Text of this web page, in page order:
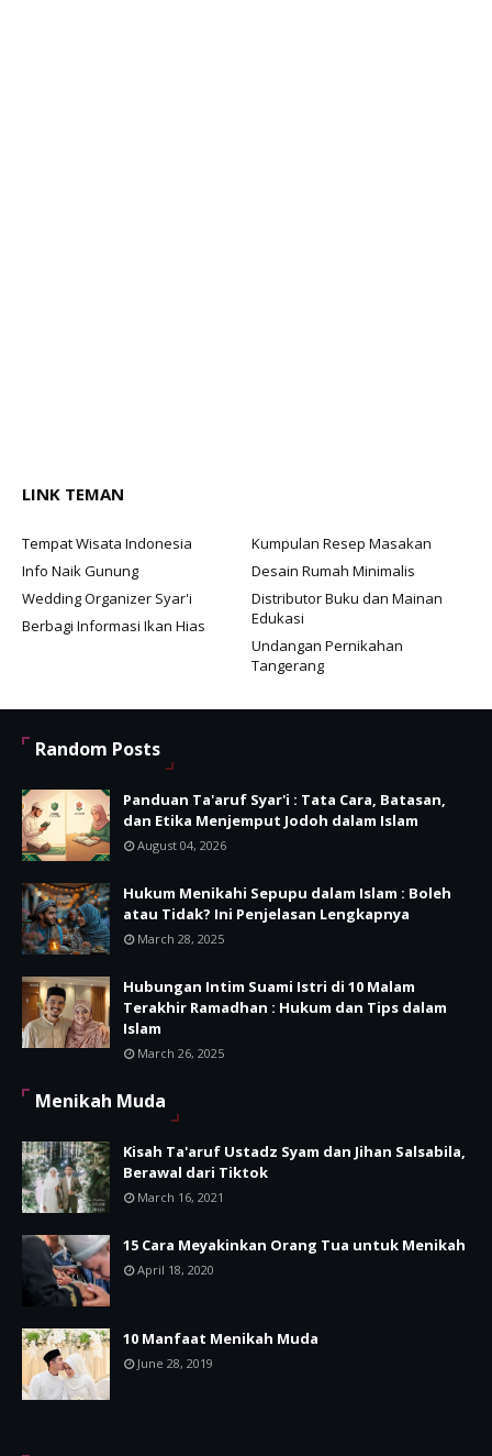
LINK TEMAN
Tempat Wisata Indonesia
Kumpulan Resep Masakan
Info Naik Gunung
Desain Rumah Minimalis
Wedding Organizer Syar'i
Distributor Buku dan Mainan
Edukasi
Berbagi Informasi Ikan Hias
Undangan Pernikahan
Tangerang
Random Posts
Panduan Ta'aruf Syar'i : Tata Cara, Batasan,
dan Etika Menjemput Jodoh dalam Islam
August 04, 2026
Hukum Menikahi Sepupu dalam Islam : Boleh
atau Tidak? Ini Penjelasan Lengkapnya
March 28, 2025
Hubungan Intim Suami Istri di 10 Malam
Terakhir Ramadhan : Hukum dan Tips dalam
Islam
March 26, 2025
Menikah Muda
Kisah Ta'aruf Ustadz Syam dan Jihan Salsabila,
Berawal dari Tiktok
March 16, 2021
15 Cara Meyakinkan Orang Tua untuk Menikah
April 18, 2020
10 Manfaat Menikah Muda
June 28, 2019